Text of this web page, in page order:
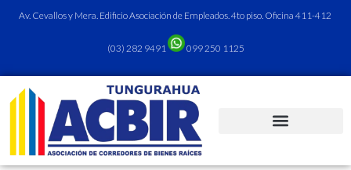
Av. Cevallos y Mera. Edificio Asociación de Empleados. 4to piso. Oficina 411-412
(03) 282 9491 099 250 1125